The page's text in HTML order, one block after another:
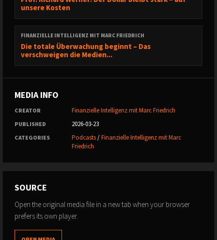
unsere Kosten
FINANZIELLE INTELLIGENZ MIT MARC FRIEDRICH
Die totale Überwachung beginnt – Das
verschweigen die Medien...
MEDIA INFO
CREATOR Finanzielle Intelligenz mit Marc Friedrich
PUBLISHED 2026-03-23
CATEGORIES Podcasts/Finanzielle Intelligenz mit Marc
Friedrich
SOURCE
Open the original media file in a new tab when your browser
prefers its own player.